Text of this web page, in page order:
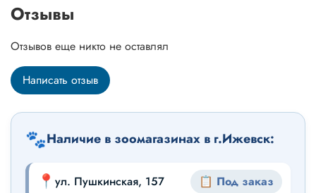
Отзывы
Отзывов еще никто не оставлял
Написать отзыв
🐾Наличие в зоомагазинах в г.Ижевск:
📍 ул. Пушкинская, 157 📋 Под заказ